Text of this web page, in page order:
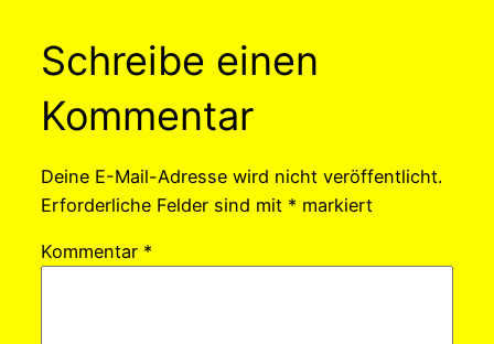
Schreibe einen
Kommentar
Deine E-Mail-Adresse wird nicht veröffentlicht.
Erforderliche Felder sind mit * markiert
Kommentar *